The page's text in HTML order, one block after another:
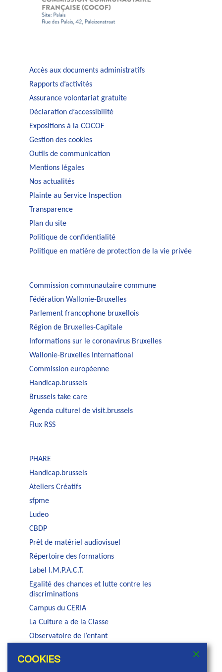
Accès aux documents administratifs
Rapports d’activités
Assurance volontariat gratuite
Déclaration d’accessibilité
Expositions à la COCOF
Gestion des cookies
Outils de communication
Mentions légales
Nos actualités
Plainte au Service Inspection
Transparence
Plan du site
Politique de confidentialité
Politique en matière de protection de la vie privée
Commission communautaire commune
Fédération Wallonie-Bruxelles
Parlement francophone bruxellois
Région de Bruxelles-Capitale
Informations sur le coronavirus Bruxelles
Wallonie-Bruxelles International
Commission européenne
Handicap.brussels
Brussels take care
Agenda culturel de visit.brussels
Flux RSS
PHARE
Handicap.brussels
Ateliers Créatifs
sfpme
Ludeo
CBDP
Prêt de matériel audiovisuel
Répertoire des formations
Label I.M.P.A.C.T.
Egalité des chances et lutte contre les
discriminations
Campus du CERIA
La Culture a de la Classe
Observatoire de l’enfant
Service PSE de la COCOF
COOKIES